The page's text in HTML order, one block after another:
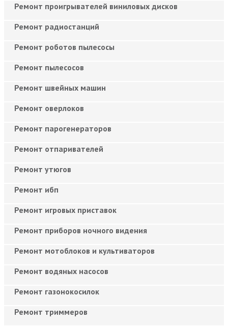
Ремонт проигрывателей виниловых дисков
Ремонт радиостанций
Ремонт роботов пылесосы
Ремонт пылесосов
Ремонт швейных машин
Ремонт оверлоков
Ремонт парогенераторов
Ремонт отпаривателей
Ремонт утюгов
Ремонт ибп
Ремонт игровых приставок
Ремонт приборов ночного видения
Ремонт мотоблоков и культиваторов
Ремонт водяных насосов
Ремонт газонокосилок
Ремонт триммеров